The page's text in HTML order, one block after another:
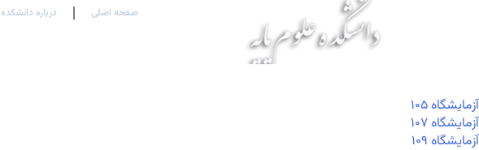
صفحه اصلی درباره دانشکده
آزمايشگاه ۱۰۵
آزمايشگاه ۱۰۷
آزمايشگاه ۱۰۹